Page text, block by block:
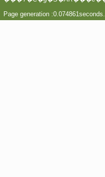
Page generation :0.074861seconds.